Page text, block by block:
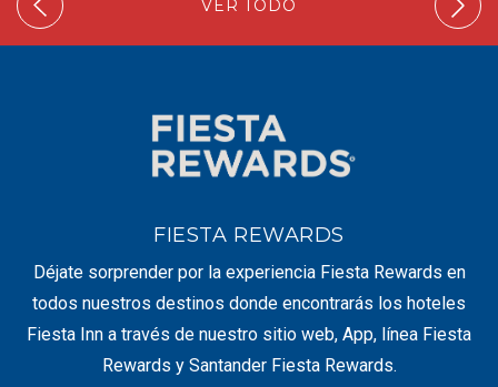
VER TODO
FIESTA REWARDS
Déjate sorprender por la experiencia Fiesta Rewards en
todos nuestros destinos donde encontrarás los hoteles
Fiesta Inn a través de nuestro sitio web, App, línea Fiesta
Rewards y Santander Fiesta Rewards.